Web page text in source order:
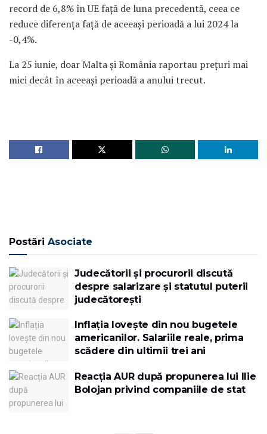
record de 6,8% în UE față de luna precedentă, ceea ce
reduce diferența față de aceeași perioadă a lui 2024 la
-0,4%.
La 25 iunie, doar Malta și România raportau prețuri mai
mici decât în aceeași perioadă a anului trecut.
Postări Asociate
Judecătorii și procurorii discută
despre salarizare și statutul puterii
judecătorești
Inflația lovește din nou bugetele
americanilor. Salariile reale, prima
scădere din ultimii trei ani
Reacția AUR după propunerea lui Ilie
Bolojan privind companiile de stat